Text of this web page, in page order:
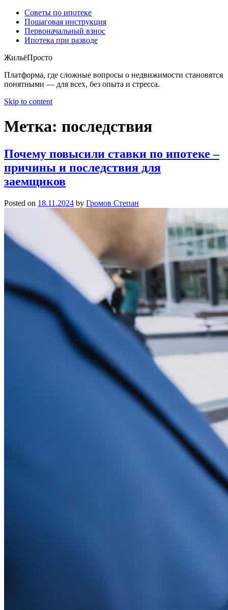
Советы по ипотеке
Пошаговая инструкция
Первоначальный взнос
Ипотека при разводе
ЖильёПросто
Платформа, где сложные вопросы о недвижимости становятся
понятными — для всех, без опыта и стресса.
Skip to content
Метка: последствия
Почему повысили ставки по ипотеке –
причины и последствия для
заемщиков
Posted on 18.11.2024 by Громов Степан